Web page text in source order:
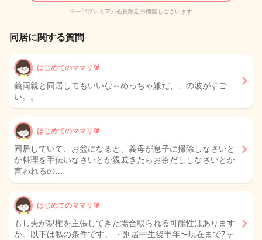
※一部プレミアム会員限定の機能もございます
同居に関する質問
はじめてのママリ🔰
義両親と同居してもいいな⇔めっちゃ嫌だ、、の波がすご
い。。
はじめてのママリ🔰
同居していて、お盆になると、義母が息子に掃除しなさいと
か料理を手伝いなさいとか親戚きたらお茶だししなさいとか
言われるの…
はじめてのママリ🔰
もし夫が親権を主張してきた場合取られる可能性はあります
か。以下は私の条件です。 ・別居中生後半年〜現在まで7ヶ